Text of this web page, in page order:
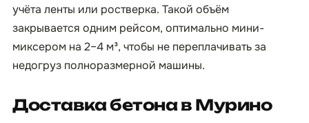
учёта ленты или ростверка. Такой объём
закрывается одним рейсом, оптимально мини-
миксером на 2–4 м³, чтобы не переплачивать за
недогруз полноразмерной машины.
Доставка бетона в Мурино